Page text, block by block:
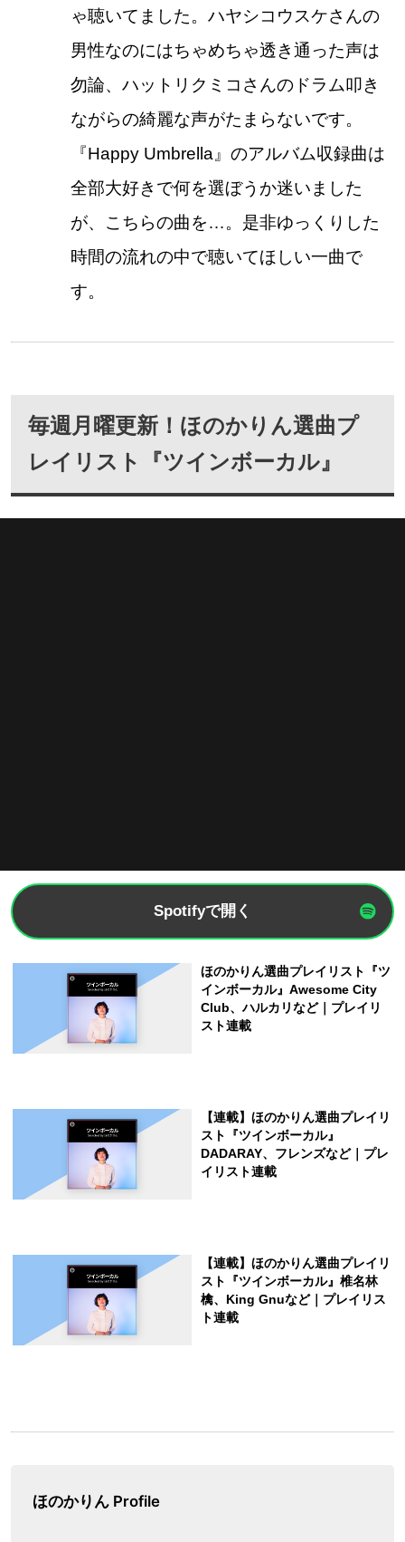
ゃ聴いてました。ハヤシコウスケさんの
男性なのにはちゃめちゃ透き通った声は
勿論、ハットリクミコさんのドラム叩き
ながらの綺麗な声がたまらないです。
『Happy Umbrella』のアルバム収録曲は
全部大好きで何を選ぼうか迷いました
が、こちらの曲を…。是非ゆっくりした
時間の流れの中で聴いてほしい一曲で
す。
毎週月曜更新！ほのかりん選曲プ
レイリスト『ツインボーカル』
Spotifyで開く
ほのかりん Profile